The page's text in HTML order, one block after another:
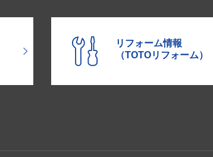
リフォーム情報
（TOTOリフォーム）